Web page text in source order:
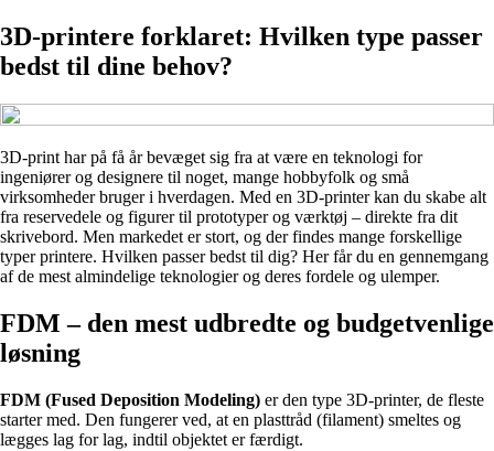
3D-printere forklaret: Hvilken type passer
bedst til dine behov?
3D-print har på få år bevæget sig fra at være en teknologi for
ingeniører og designere til noget, mange hobbyfolk og små
virksomheder bruger i hverdagen. Med en 3D-printer kan du skabe alt
fra reservedele og figurer til prototyper og værktøj – direkte fra dit
skrivebord. Men markedet er stort, og der findes mange forskellige
typer printere. Hvilken passer bedst til dig? Her får du en gennemgang
af de mest almindelige teknologier og deres fordele og ulemper.
FDM – den mest udbredte og budgetvenlige
løsning
FDM (Fused Deposition Modeling) er den type 3D-printer, de fleste
starter med. Den fungerer ved, at en plasttråd (filament) smeltes og
lægges lag for lag, indtil objektet er færdigt.